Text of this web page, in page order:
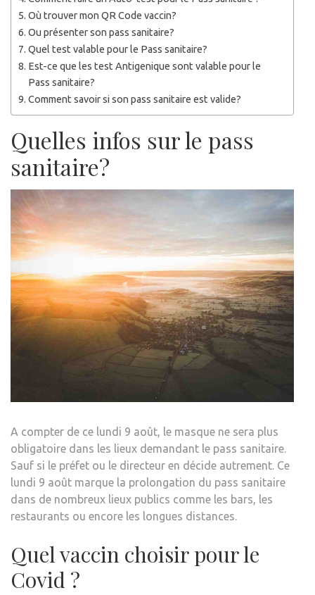
Où trouver mon QR Code vaccin?
Ou présenter son pass sanitaire?
Quel test valable pour le Pass sanitaire?
Est-ce que les test Antigenique sont valable pour le
Pass sanitaire?
Comment savoir si son pass sanitaire est valide?
Quelles infos sur le pass
sanitaire?
A compter de ce lundi 9 août, le masque ne sera plus
obligatoire dans les lieux demandant le pass sanitaire.
Sauf si le préfet ou le directeur en décide autrement. Ce
lundi 9 août marque la prolongation du pass sanitaire
dans de nombreux lieux publics comme les bars, les
restaurants ou encore les longues distances.
Quel vaccin choisir pour le
Covid ?